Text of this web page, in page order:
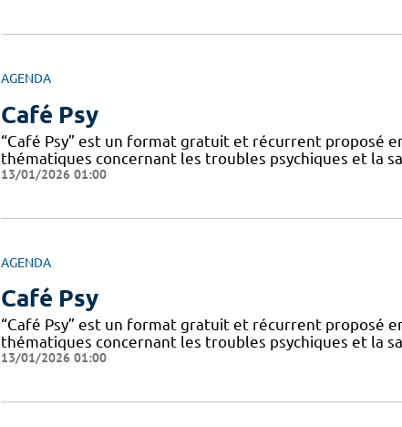
AGENDA
Café Psy
“Café Psy” est un format gratuit et récurrent proposé
thématiques concernant les troubles psychiques et la
13/01/2026 01:00
AGENDA
Café Psy
“Café Psy” est un format gratuit et récurrent proposé
thématiques concernant les troubles psychiques et la
13/01/2026 01:00